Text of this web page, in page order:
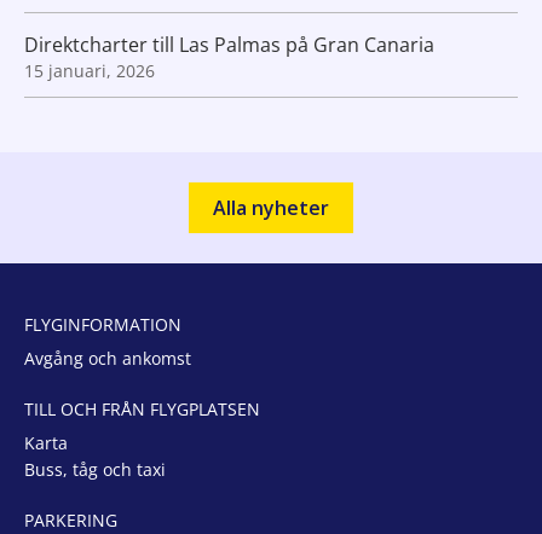
Direktcharter till Las Palmas på Gran Canaria
15 januari, 2026
Alla nyheter
FLYGINFORMATION
Avgång och ankomst
TILL OCH FRÅN FLYGPLATSEN
Karta
Buss, tåg och taxi
PARKERING